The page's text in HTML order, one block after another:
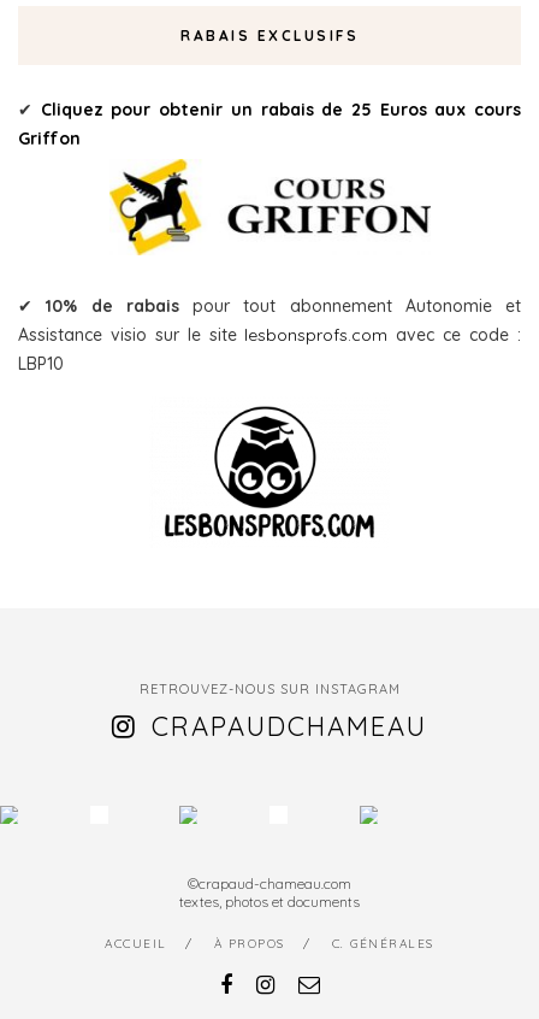
RABAIS EXCLUSIFS
✔ Cliquez pour obtenir un rabais de 25 Euros aux cours
Griffon
✔10% de rabaispour tout abonnement Autonomie et
Assistance visio sur le site lesbonsprofs.com avec ce code :
LBP10
RETROUVEZ-NOUS SUR INSTAGRAM
CRAPAUDCHAMEAU
©crapaud-chameau.com
textes, photos et documents
ACCUEIL À PROPOS C. GÉNÉRALES